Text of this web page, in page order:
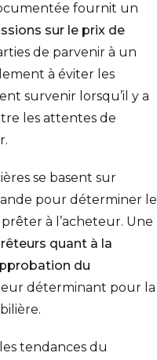
fournit un
sur le prix de
de parvenir à un
à éviter les
survenir lorsqu’il y a
les attentes de
se basent sur
pour déterminer le
à l’acheteur. Une
quant à la
du
déterminant pour la
tendances du